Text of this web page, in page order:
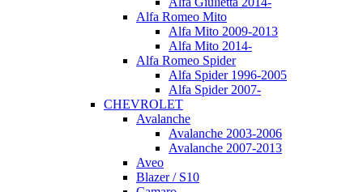
Alfa Romeo Mito
Alfa Mito 2009-2013
Alfa Mito 2014-
Alfa Romeo Spider
Alfa Spider 1996-2005
Alfa Spider 2007-
CHEVROLET
Avalanche
Avalanche 2003-2006
Avalanche 2007-2013
Aveo
Blazer / S10